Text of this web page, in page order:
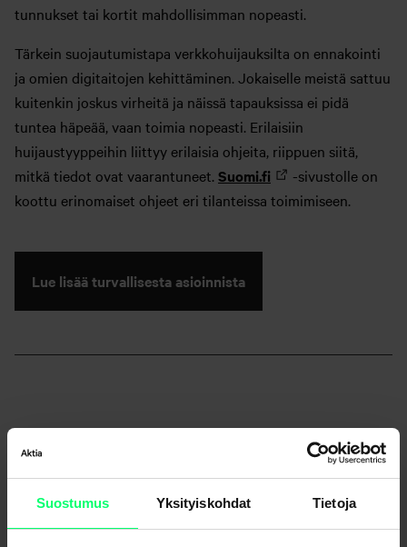
Suostumus Yksityiskohdat Tietoja
tunnukset tai kortit mahdollisimman nopeasti.
Tärkein suojautumistapa verkkohuijauksilta on ennakointi
ja omien digitaitojen kehittäminen. Jokaiselle meistä sattuu
kuitenkin joskus virheitä ja näissä tapauksissa ei pidä
tuntea häpeää, vaan toimia nopeasti. Erilaisiin
huijaustyyppeihin liittyy erilaisia ohjeita, riippuen siitä,
mitkä tiedot ovat vaarantuneet. Suomi.fi
-sivustolle on
koottu erinomaiset ohjeet eri tilanteissa toimimiseen.
Lue lisää turvallisesta asioinnista